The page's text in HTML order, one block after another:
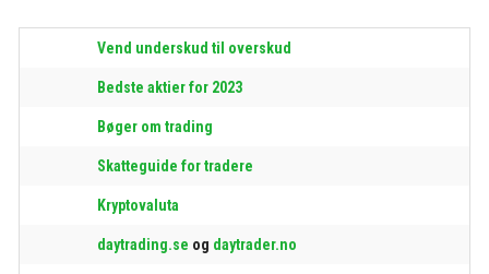
Vend underskud til overskud
Bedste aktier for 2023
Bøger om trading
Skatteguide for tradere
Kryptovaluta
daytrading.se og daytrader.no